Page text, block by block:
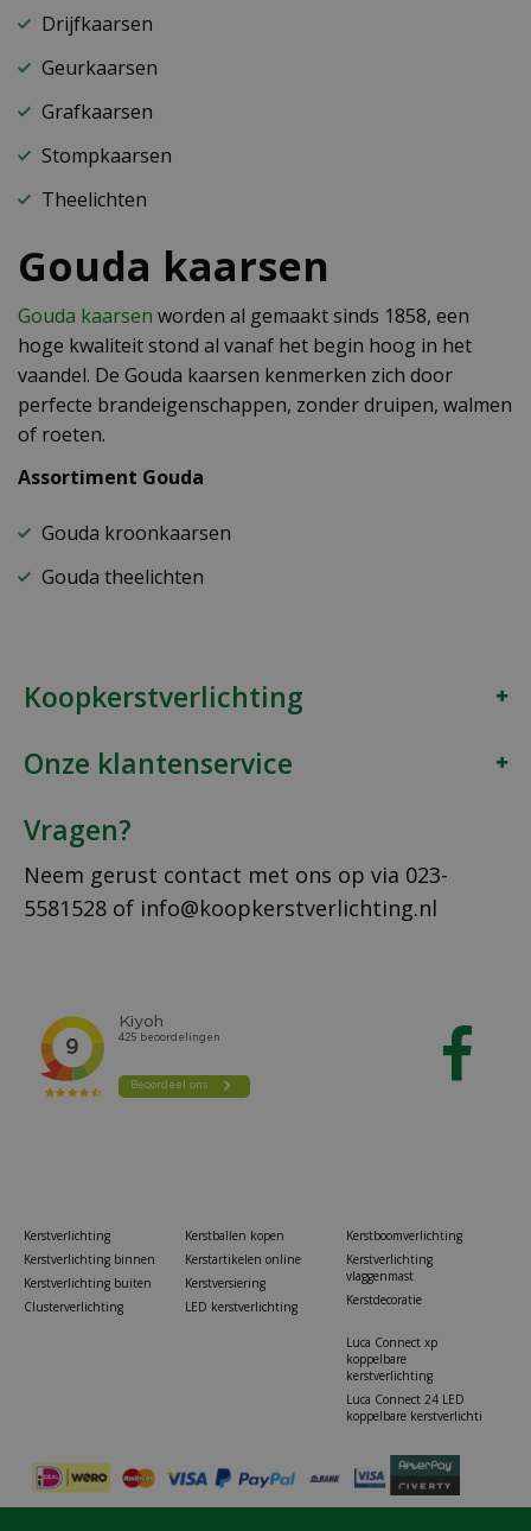
Drijfkaarsen
Geurkaarsen
Grafkaarsen
Stompkaarsen
Theelichten
Gouda kaarsen
Gouda kaarsen worden al gemaakt sinds 1858, een
hoge kwaliteit stond al vanaf het begin hoog in het
vaandel. De Gouda kaarsen kenmerken zich door
perfecte brandeigenschappen, zonder druipen, walmen
of roeten.
Assortiment Gouda
Gouda kroonkaarsen
Gouda theelichten
Koopkerstverlichting
Onze klantenservice
Vragen?
Neem gerust contact met ons op via 023-
5581528 of info@koopkerstverlichting.nl
Kerstverlichting
Kerstverlichting binnen
Kerstverlichting buiten
Clusterverlichting
Kerstballen kopen
Kerstartikelen online
Kerstversiering
LED kerstverlichting
Kerstboomverlichting
Kerstverlichting
vlaggenmast
Kerstdecoratie
Luca Connect xp
koppelbare
kerstverlichting
Luca Connect 24 LED
koppelbare kerstverlichti